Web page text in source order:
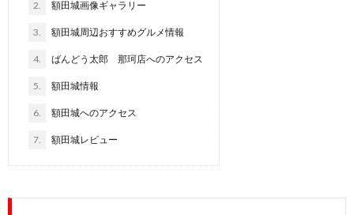
2. 額田城画像ギャラリー
3. 額田城周辺おすすめグルメ情報
4. ばんどう太郎 那珂店へのアクセス
5. 額田城情報
6. 額田城へのアクセス
7. 額田城レビュー